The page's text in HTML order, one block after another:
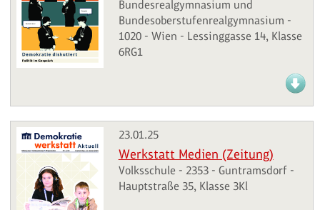
Bundesrealgymnasium und
Bundesoberstufenrealgymnasium -
1020 - Wien - Lessinggasse 14, Klasse
6RG1
23.01.25
Werkstatt Medien (Zeitung)
Volksschule - 2353 - Guntramsdorf -
Hauptstraße 35, Klasse 3Kl